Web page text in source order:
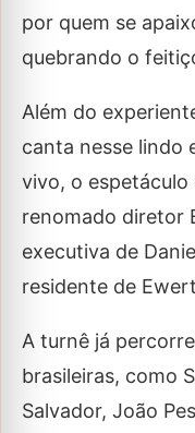
por quem se
quebrando o
Além do
canta nesse lindo
vivo, o
renomado diretor
executiva de
residente de
A turnê já
brasileiras, como
Salvador, João